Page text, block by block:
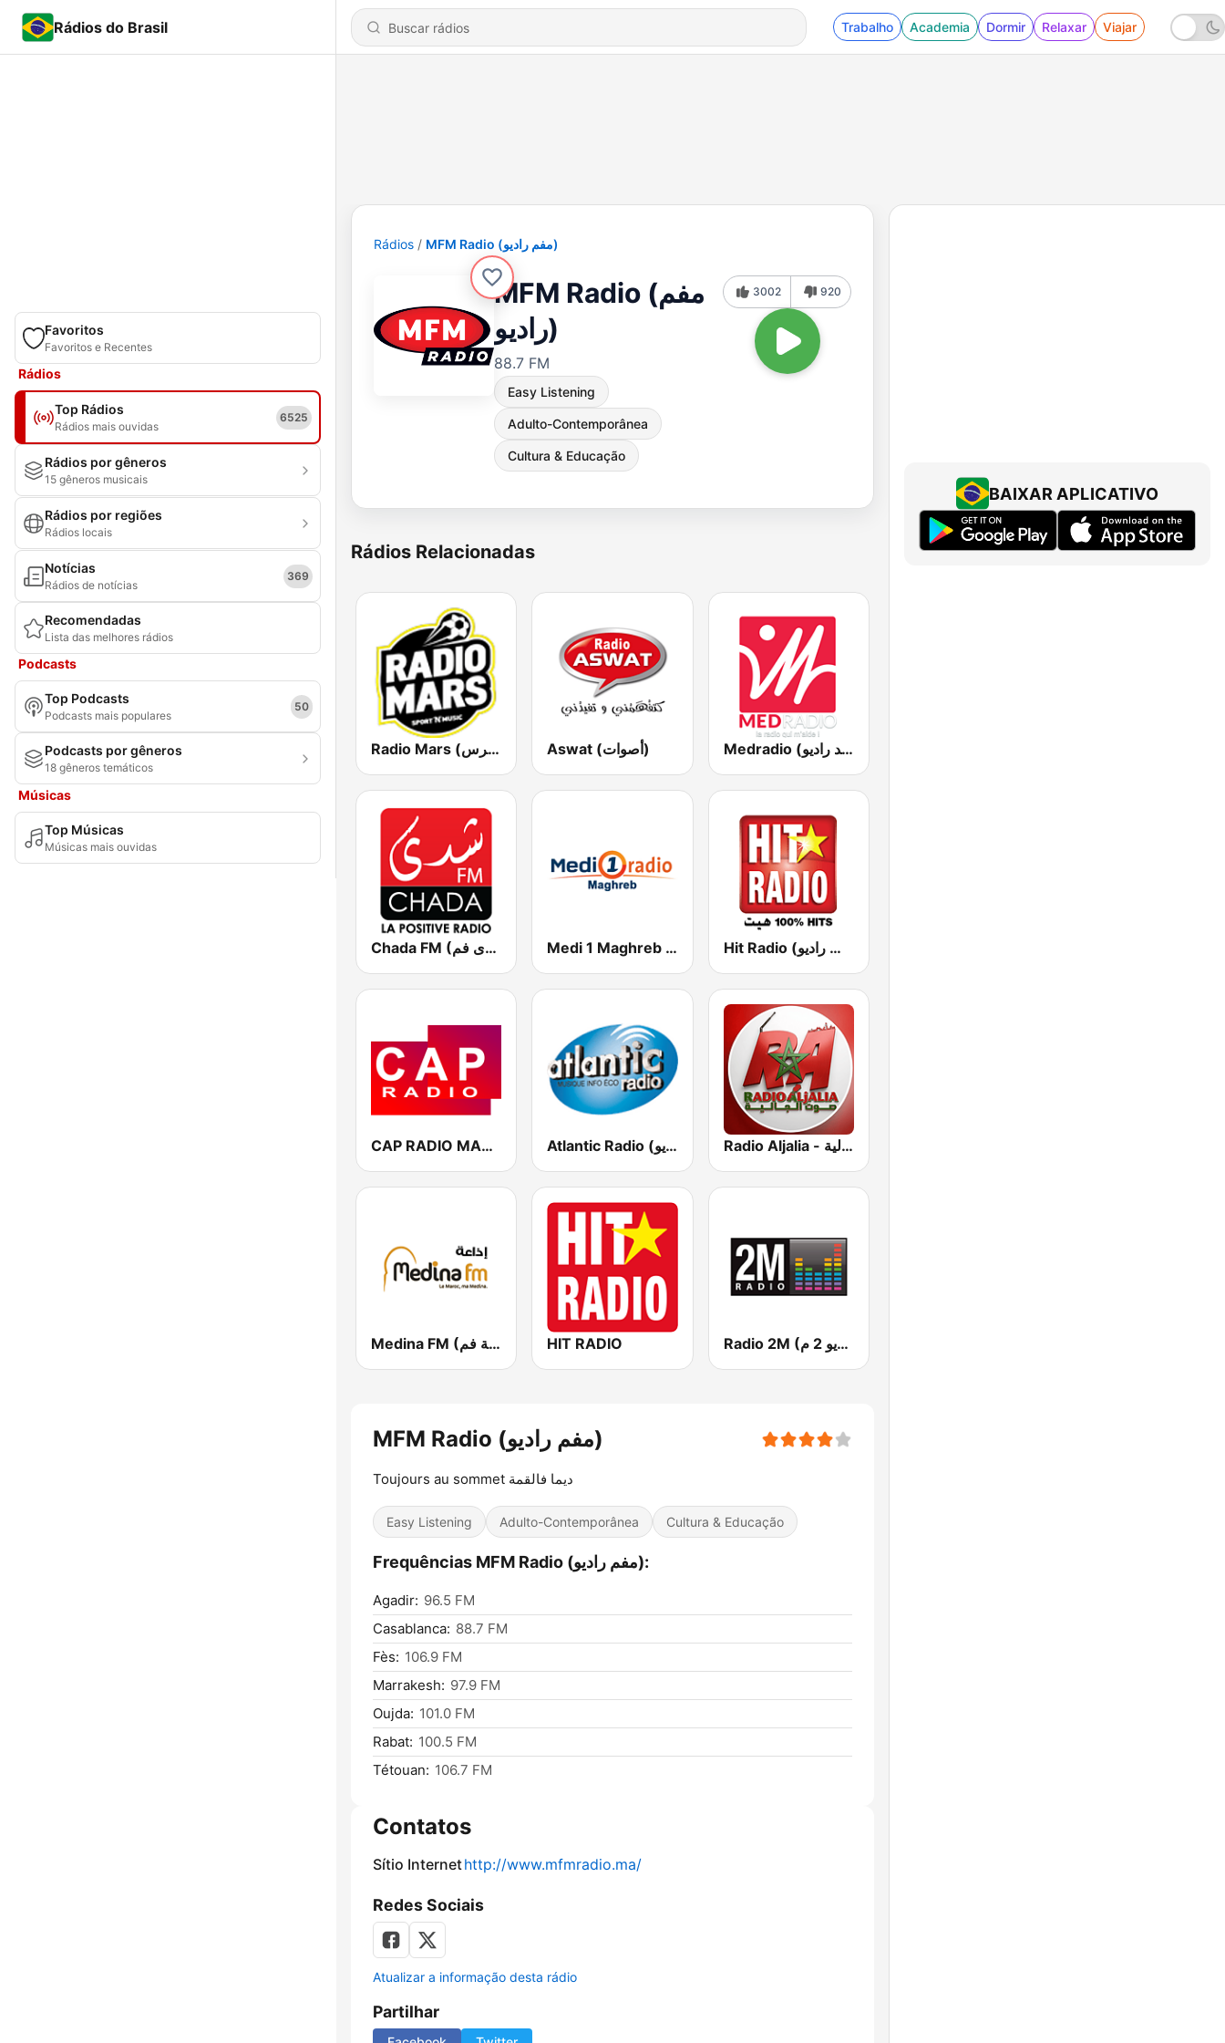
Rádios do Brasil Trabalho Academia Dormir Relaxar Viajar
Favoritos
Favoritos e Recentes
Rádios
Top Rádios
Rádios mais ouvidas
6525
Rádios por gêneros
15 gêneros musicais
Rádios por regiões
Rádios locais
Notícias
Rádios de notícias
369
Recomendadas
Lista das melhores rádios
Podcasts
Top Podcasts
Podcasts mais populares
50
Podcasts por gêneros
18 gêneros temáticos
Músicas
Top Músicas
Músicas mais ouvidas
Rádios MFM Radio (مفم راديو)
MFM Radio (مفم
راديو)
88.7 FM
Easy Listening
Adulto-Contemporânea
Cultura & Educação
3002 920
Rádios Relacionadas
Radio Mars (راديو مرس) Aswat (أصوات) Medradio (ميد راديو)
Chada FM (شدى فم) Medi 1 Maghreb (ميدى1 مغرب) Hit Radio (هيت راديو)
CAP RADIO MAROC Atlantic Radio (أتلانتيك راديو) Radio Aljalia - راديو الجالية
Medina FM (إذاعة مدينة فم) HIT RADIO Radio 2M (راديو 2 م)
MFM Radio (مفم راديو)
Toujours au sommet ديما فالقمة
Easy Listening Adulto-Contemporânea Cultura & Educação
Frequências MFM Radio (مفم راديو):
Agadir: 96.5 FM
Casablanca: 88.7 FM
Fès: 106.9 FM
Marrakesh: 97.9 FM
Oujda: 101.0 FM
Rabat: 100.5 FM
Tétouan: 106.7 FM
Contatos
Sítio Internethttp://www.mfmradio.ma/
Redes Sociais
Atualizar a informação desta rádio
Partilhar
BAIXAR APLICATIVO